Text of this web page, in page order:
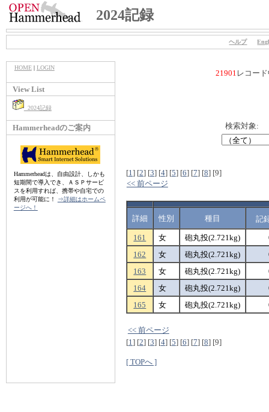
2024記録
ヘルプ
HOME| LOGIN
View List
2024記録
Hammerheadのご案内
Hammerheadは、自由設計、しかも
短期間で導入でき、ＡＳＰサービ
スを利用すれば、携帯や自宅での
利用が可能に！
⇒詳細はホームペ
ージへ！
21901 レコー
検索対象:
[1] [2] [3] [4] [5] [6] [7] [8] [9]
<< 前ページ
詳細 性別 種目 記
161 女 砲丸投(2.721kg)
162
女 砲丸投(2.721kg)
163
女 砲丸投(2.721kg)
164
女 砲丸投(2.721kg)
165
女 砲丸投(2.721kg)
<< 前ページ
[1] [2] [3] [4] [5] [6] [7] [8] [9]
[ TOPへ ]